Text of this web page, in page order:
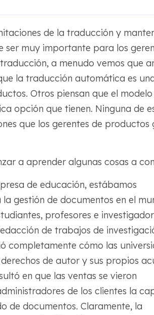
de la traducción y
muy importante para los
a menudo vemos que
la traducción automática es
Otros piensan que el modelo
opción que tienen. Ninguna de
que los gerentes de productos
a aprender algunas cosas a
de educación, estábamos
gestión de documentos en el
profesores e
de trabajos de
completamente cómo las
de autor y sus propios
en que las ventas se vieron
de los clientes la
de documentos. Claramente, la